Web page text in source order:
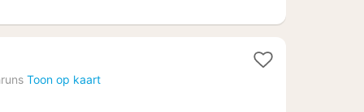
Toon op kaart